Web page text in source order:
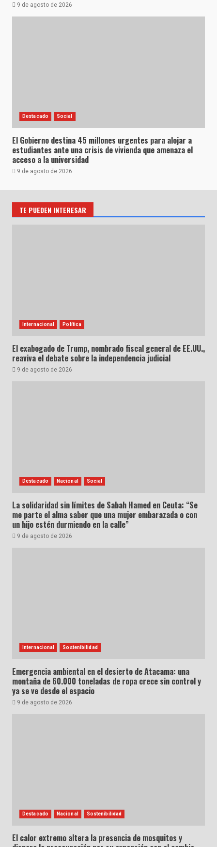
9 de agosto de 2026
Destacado Social
El Gobierno destina 45 millones urgentes para alojar a
estudiantes ante una crisis de vivienda que amenaza el
acceso a la universidad
9 de agosto de 2026
TE PUEDEN INTERESAR
Internacional Política
El exabogado de Trump, nombrado fiscal general de EE.UU.,
reaviva el debate sobre la independencia judicial
9 de agosto de 2026
Destacado Nacional Social
La solidaridad sin límites de Sabah Hamed en Ceuta: “Se
me parte el alma saber que una mujer embarazada o con
un hijo estén durmiendo en la calle”
9 de agosto de 2026
Internacional Sostenibilidad
Emergencia ambiental en el desierto de Atacama: una
montaña de 60.000 toneladas de ropa crece sin control y
ya se ve desde el espacio
9 de agosto de 2026
Destacado Nacional Sostenibilidad
El calor extremo altera la presencia de mosquitos y